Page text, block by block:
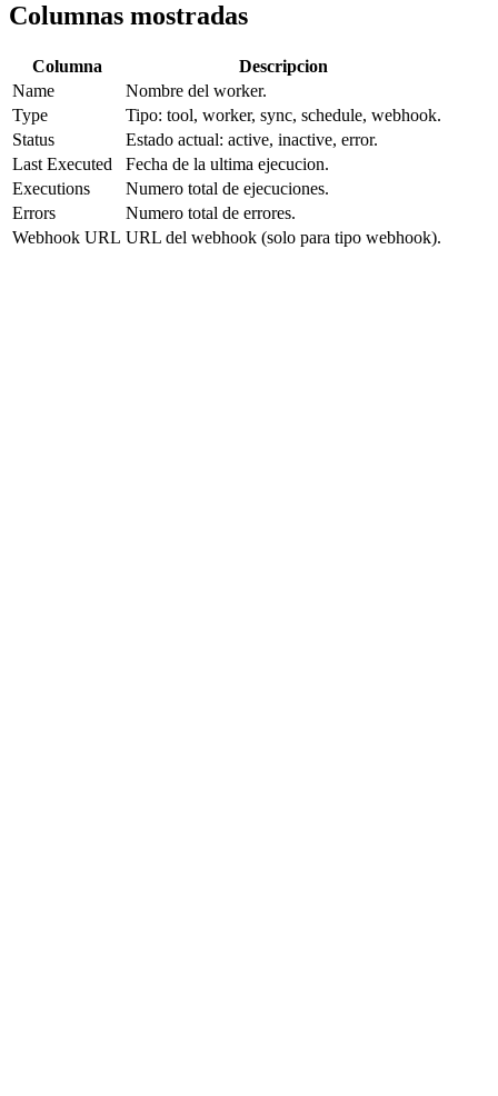
Columnas mostradas
Columna
Descripcion
Name
Nombre del worker.
Type
Tipo: tool, worker, sync, schedule, webhook.
Status
Estado actual: active, inactive, error.
Last Executed
Fecha de la ultima ejecucion.
Executions
Numero total de ejecuciones.
Errors
Numero total de errores.
Webhook URL URL del webhook (solo para tipo webhook).